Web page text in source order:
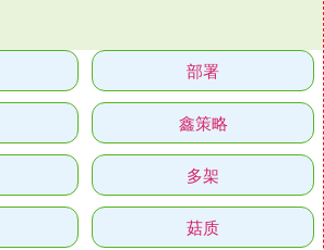
部署
鑫策略
多架
菇质